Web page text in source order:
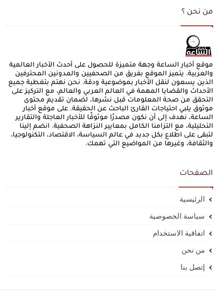
من نحن ؟
موقع أخبار الساعة وجهة متميزة للحصول على أحدث الأخبار العالمية
والعربية. يتميز الموقع بفريق من الصحفيين والمدونين المحترفين
الذين يسعون لنقل الأخبار بموضوعية ودقة. نحن نهتم بتغطية جميع
الأحداث والقضايا المهمة في العالم العربي والعالم، مع التركيز على
التحقق من صحة المعلومات قبل نشرها، لضمان تقديم محتوى
موثوق يلبي احتياجات القارئ الباحث عن الحقيقة. على موقع أخبار
الساعة، نهدف إلى أن نكون مصدرًا موثوقًا للأخبار العاجلة والتقارير
التحليلية، مع التزامنا الكامل بمعايير النزاهة الصحفية. انضم إلينا
لتبقى على اطلاع بكل جديد في عالم السياسة، الاقتصاد، التكنولوجيا،
والثقافة، وغيرها من المواضيع التي تهمك.
الصفحات
الرئيسية
سياسة الخصوصية
اتفاقية الاستخدام
من نحن
إتصل بنا